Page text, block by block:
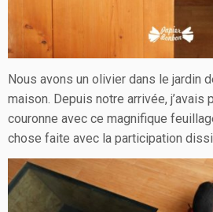
Nous avons un olivier dans le jardin
maison. Depuis notre arrivée, j’avais
couronne avec ce magnifique
chose faite avec la participation